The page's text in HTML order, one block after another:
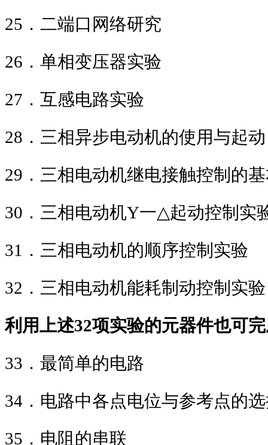
25 ．二端口网络研究
26 ．单相变压器实验
27 ．互感电路实验
28 ．三相异步电动机的使用与起动
29 ．三相电动机继电接触控制的
30 ．三相电动机Y一△起动控制实
31 ．三相电动机的顺序控制实验
32 ．三相电动机能耗制动控制实验
利用上述32项实验的元器件也可
33 ．最简单的
34 ．电路中各点电位与参考点
35 ．电阻的